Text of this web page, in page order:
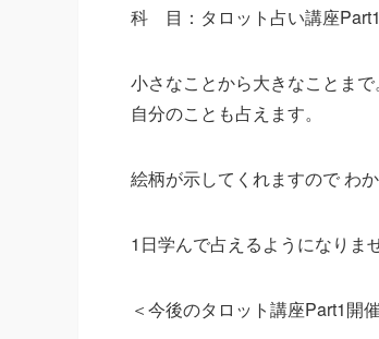
科 目：タロット占い講座Part1
小さなことから大きなことまで。
自分のことも占えます。
絵柄が示してくれますので わか
1日学んで占えるようになりま
＜今後のタロット講座Part1開